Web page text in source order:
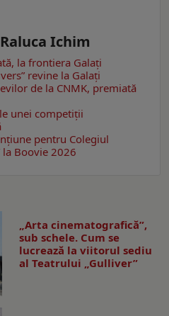
Ichim
la frontiera Galați
revine la Galați
de la CNMK, premiată
unei competiții
pentru Colegiul
la Boovie 2026
„Arta cinematografică”,
sub schele. Cum se
lucrează la viitorul sediu
al Teatrului „Gulliver”